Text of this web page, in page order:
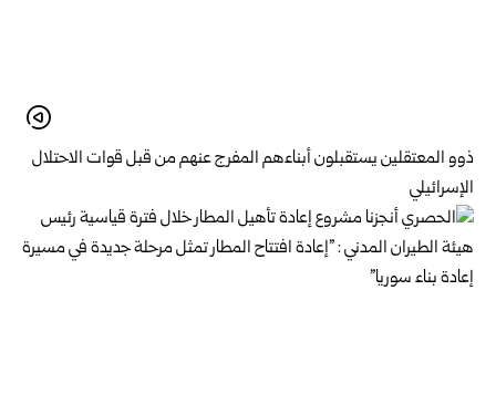
ذوو المعتقلين يستقبلون أبناءهم المفرج عنهم من قبل قوات الاحتلال
الإسرائيلي